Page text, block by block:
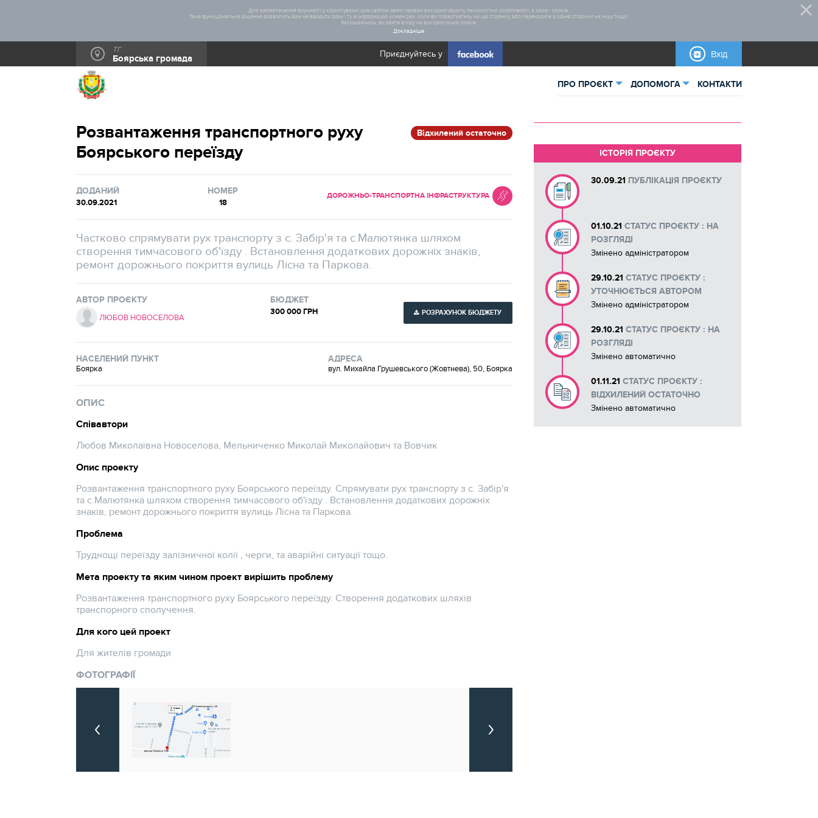
Для забезпечення зручності у користуванні цим сайтом деякі сервіси використовують технологічні особливості, а саме - cookie.
Таке функціональне рішення дозволить вам не вводити одну і ту ж інформацію кожен раз, коли ви повертаєтесь на цю сторінку, або переходите з однієї сторінки на іншу тощо.
Залишаючись, ви даєте згоду на використання cookie.
Докладніше
ТГ
Боярська громада Приєднуйтесь у Вхід
ПРО ПРОЄКТ
Статистика
ДОПОМОГА
Правила участі
Бланки для завантаження
Інструкції
КОНТАКТИ
Розвантаження транспортного руху
Боярського переїзду
Відхилений остаточно
ДОДАНИЙ
30.09.2021
НОМЕР
18
ДОРОЖНЬО-ТРАНСПОРТНА ІНФРАСТРУКТУРА
Частково спрямувати рух транспорту з с. Забір'я та с.Малютянка шляхом
створення тимчасового об'їзду . Встановлення додаткових дорожніх знаків,
ремонт дорожнього покриття вулиць Лісна та Паркова.
АВТОР ПРОЄКТУ
ЛЮБОВ НОВОСЕЛОВА
БЮДЖЕТ
300 000 ГРН РОЗРАХУНОК БЮДЖЕТУ
НАСЕЛЕНИЙ ПУНКТ
Боярка
АДРЕСА
вул. Михайла Грушевського (Жовтнева), 50, Боярка
ОПИС
Співавтори
Любов Миколаївна Новоселова, Мельниченко Миколай Миколайович та Вовчик
Опис проекту
Розвантаження транспортного руху Боярського переїзду. Спрямувати рух транспорту з с. Забір'я
та с.Малютянка шляхом створення тимчасового об'їзду . Встановлення додаткових дорожніх
знаків, ремонт дорожнього покриття вулиць Лісна та Паркова.
Проблема
Труднощі переїзду залізничної колії , черги, та аварійні ситуації тощо.
Мета проекту та яким чином проект вирішить проблему
Розвантаження транспортного руху Боярського переїзду. Створення додаткових шляхів
транспорного сполучення.
Для кого цей проект
Для жителів громади
ФОТОГРАФІЇ
ІСТОРІЯ ПРОЄКТУ
30.09.21 ПУБЛІКАЦІЯ ПРОЄКТУ
01.10.21 СТАТУС ПРОЄКТУ : НА
РОЗГЛЯДІ
Змінено адміністратором
29.10.21 СТАТУС ПРОЄКТУ :
УТОЧНЮЄТЬСЯ АВТОРОМ
Змінено адміністратором
29.10.21 СТАТУС ПРОЄКТУ : НА
РОЗГЛЯДІ
Змінено автоматично
01.11.21 СТАТУС ПРОЄКТУ :
ВІДХИЛЕНИЙ ОСТАТОЧНО
Змінено автоматично